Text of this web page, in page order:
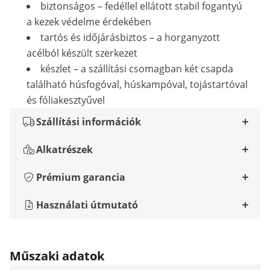
biztonságos – fedéllel ellátott stabil fogantyú
a kezek védelme érdekében
tartós és időjárásbiztos – a horganyzott
acélból készült szerkezet
készlet – a szállítási csomagban két csapda
található húsfogóval, húskampóval, tojástartóval
és fóliakesztyűvel
Szállítási információk
Alkatrészek
Prémium garancia
Használati útmutató
Műszaki adatok